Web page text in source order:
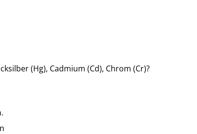
(Hg), Cadmium (Cd), Chrom (Cr)?